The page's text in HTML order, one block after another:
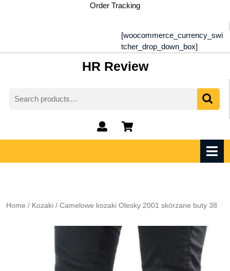
Order Tracking
[woocommerce_currency_swi
tcher_drop_down_box]
HR Review
for:
My
Account
shopping
cart
Home / Kozaki / Camelowe kozaki Olesky 2001 skórzane buty 38